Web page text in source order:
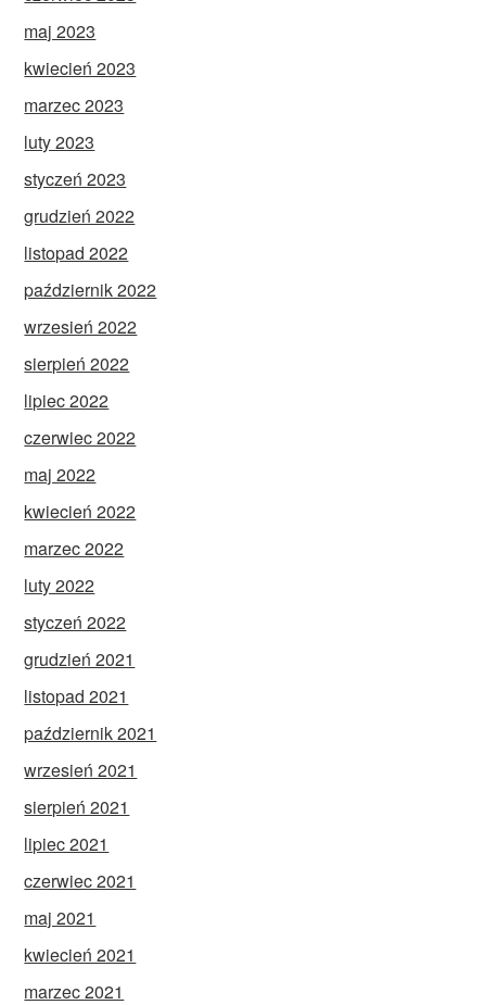
maj 2023
kwiecień 2023
marzec 2023
luty 2023
styczeń 2023
grudzień 2022
listopad 2022
październik 2022
wrzesień 2022
sierpień 2022
lipiec 2022
czerwiec 2022
maj 2022
kwiecień 2022
marzec 2022
luty 2022
styczeń 2022
grudzień 2021
listopad 2021
październik 2021
wrzesień 2021
sierpień 2021
lipiec 2021
czerwiec 2021
maj 2021
kwiecień 2021
marzec 2021